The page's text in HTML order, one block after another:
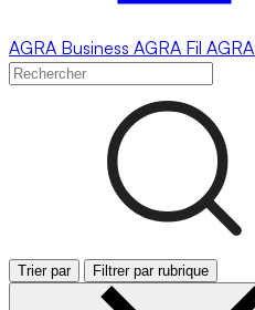
AGRA Business AGRA Fil AGRA
Trier par Filtrer par rubrique